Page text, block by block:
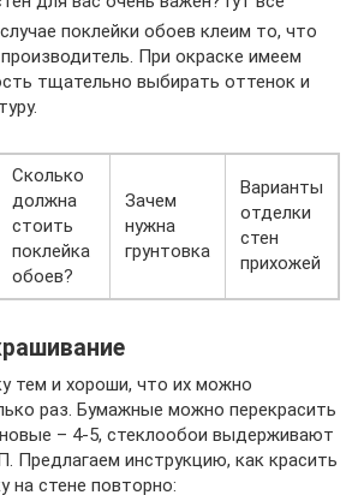
поклейки обоев клеим то, что
При окраске имеем
тщательно выбирать оттенок и
Сколько
должна
стоить
поклейка
обоев?
Зачем
нужна
грунтовка
Варианты
отделки
стен
прихожей
тем и хороши, что их можно
раз. Бумажные можно перекрасить
– 4-5, стеклообои выдерживают
Предлагаем инструкцию, как красить
на стене повторно: